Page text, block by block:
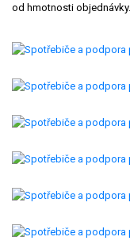
od hmotnosti objednávky.